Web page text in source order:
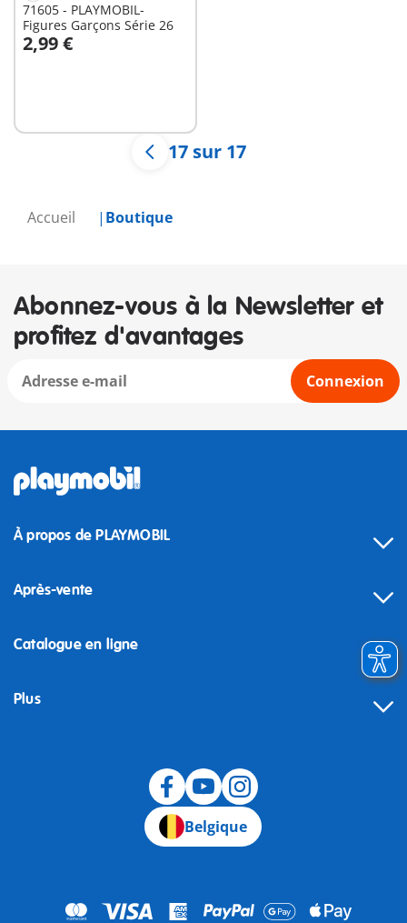
Accueil Boutique
71605 - PLAYMOBIL-
Figures Garçons Série 26
2,99 €
17 sur 17
Abonnez-vous à la Newsletter et
profitez d'avantages
Connexion
À propos de PLAYMOBIL
Après-vente
Catalogue en ligne
Plus
Belgique